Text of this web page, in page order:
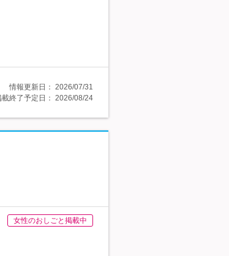
情報更新日： 2026/07/31
載終了予定日： 2026/08/24
女性のおしごと掲載中